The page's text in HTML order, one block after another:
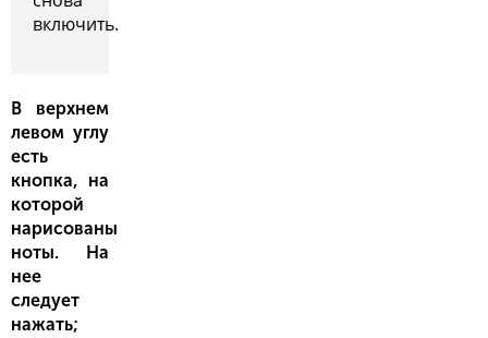
включить.
В верхнем
левом углу
есть
кнопка, на
которой
нарисованы
ноты. На
нее
следует
нажать;